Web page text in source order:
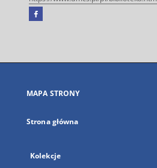
Facebook
się
karcie
MAPA STRONY
Strona główna
Kolekcje